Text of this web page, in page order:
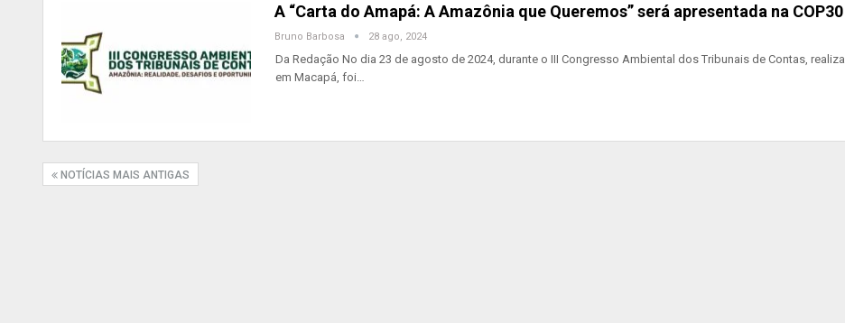
A “Carta do Amapá: A Amazônia que Queremos” será apresentada na COP30
Bruno Barbosa 28 ago, 2024
Da Redação No dia 23 de agosto de 2024, durante o III Congresso Ambiental dos Tribunais de Contas,
em Macapá, foi…
NOTÍCIAS MAIS ANTIGAS